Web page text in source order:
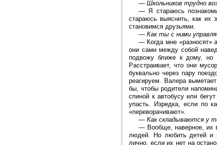
— Школьников трудно
—Я стараюсь
стараюсь выяснить, как их
становимся друзьями.
— Как ты с ними
— Когда мне
они сами между собой
подвожу ближе к дому, но
Расстраивает, что они
буквально через пару
реагируем. Валера
бы, чтобы родители
спиной к автобусу или
упасть. Изредка, если по
«переворачивают».
— Как складываются у
— Вообще, наверное, их
людей. Но любить детей и
лично, если их нет на